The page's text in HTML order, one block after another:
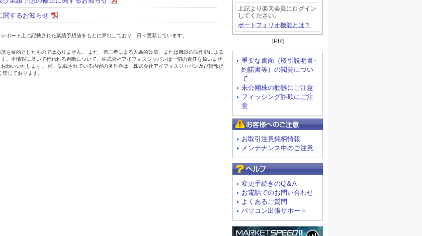
上記より楽天会員にログイン
してください。
ポートフォリオ機能とは？
[PR]
重要な書面（取引説明書･
約諾書等）の閲覧につい
て
未公開株の勧誘にご注意
フィッシング詐欺にご注
意
お取引注意銘柄情報
メンテナンス中のご注意
変更手続きのQ＆A
お電話でのお問い合わせ
よくあるご質問
パソコン出張サポート